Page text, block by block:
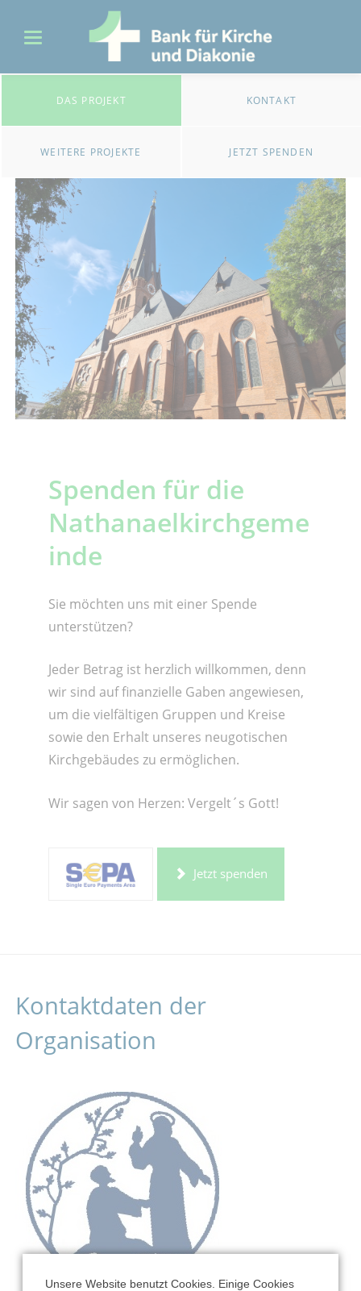
DAS PROJEKT KONTAKT
WEITERE PROJEKTE JETZT SPENDEN
Spenden für die
Nathanaelkirchgeme
inde
Sie möchten uns mit einer Spende
unterstützen?
Jeder Betrag ist herzlich willkommen, denn
wir sind auf finanzielle Gaben angewiesen,
um die vielfältigen Gruppen und Kreise
sowie den Erhalt unseres neugotischen
Kirchgebäudes zu ermöglichen.
Wir sagen von Herzen: Vergelt´s Gott!
Jetzt spenden
Kontaktdaten der
Organisation
Unsere Website benutzt Cookies. Einige Cookies